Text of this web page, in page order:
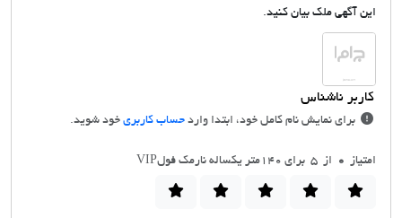
این آگهی ملک بیان کنید.
برای نمایش نام کامل خود، ابتدا وارد حساب کاربری خود شوید.
امتیاز 0 از 5 برای ۱۴۰متر یکساله نارمک فولVIP